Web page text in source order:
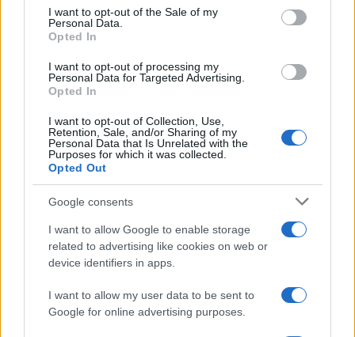
consent section.
I want to opt-out of the Sale of my
Personal Data.
Opted In
I want to opt-out of processing my
Personal Data for Targeted Advertising.
Opted In
I want to opt-out of Collection, Use,
Retention, Sale, and/or Sharing of my
Personal Data that Is Unrelated with the
Purposes for which it was collected.
Opted Out
Google consents
I want to allow Google to enable storage
related to advertising like cookies on web or
device identifiers in apps.
I want to allow my user data to be sent to
Google for online advertising purposes.
11 Ιουνίου 2026 02:08
#733482
The S-70i Firehawk has all these capabilities while being able to
serve as a water bomber. And has commonality with the Aegean
Hawks and Romeos in service as well as the Blackhawks for the
Reply
Kazuhira(@kazuhira)
Trusted Member
11 Ιουνίου 2026 03:00
1 έτος φυλακή για κάθε καμμένο στρέμμα. Αν υπάρξει απώλεια
ανθρώπινης ζωής, ο εμπρηστής θα πρέπει να κατηγορείται για